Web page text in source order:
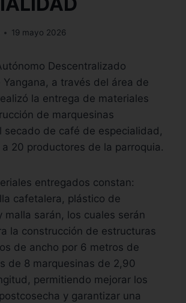
19 mayo 2026
Descentralizado
Yangana, a través del área de
la entrega de materiales
de marquesinas
secado de café de especialidad,
20 productores de la parroquia.
entregados constan:
cafetalera, plástico de
malla sarán, los cuales serán
la construcción de estructuras
de ancho por 6 metros de
de 8 marquesinas de 2,90
permitiendo mejorar los
y garantizar una